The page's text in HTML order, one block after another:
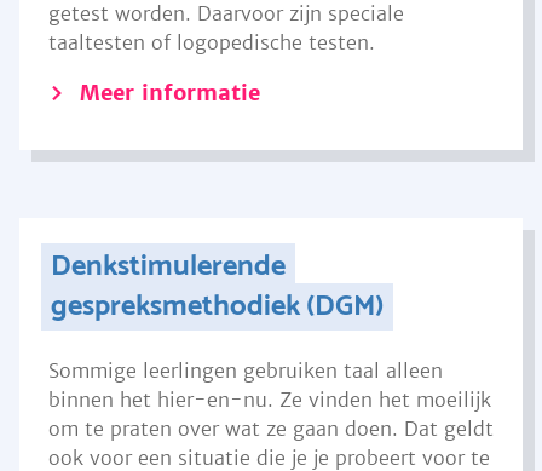
getest worden. Daarvoor zijn speciale
taaltesten of logopedische testen.
Meer informatie
Denkstimulerende
gespreksmethodiek (DGM)
Sommige leerlingen gebruiken taal alleen
binnen het hier-en-nu. Ze vinden het moeilijk
om te praten over wat ze gaan doen. Dat geldt
ook voor een situatie die je je probeert voor te